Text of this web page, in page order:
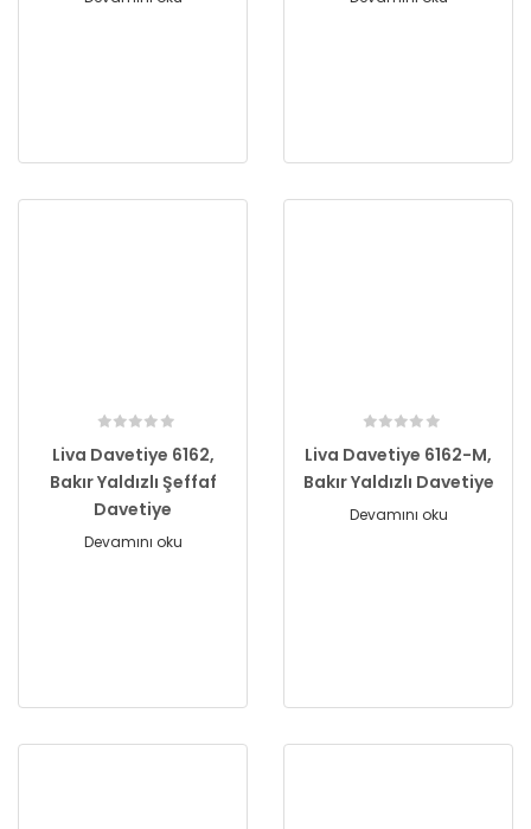
Liva Davetiye 6162,
Bakır Yaldızlı Şeffaf
Davetiye
Devamını oku
Liva Davetiye 6162-M,
Bakır Yaldızlı Davetiye
Devamını oku